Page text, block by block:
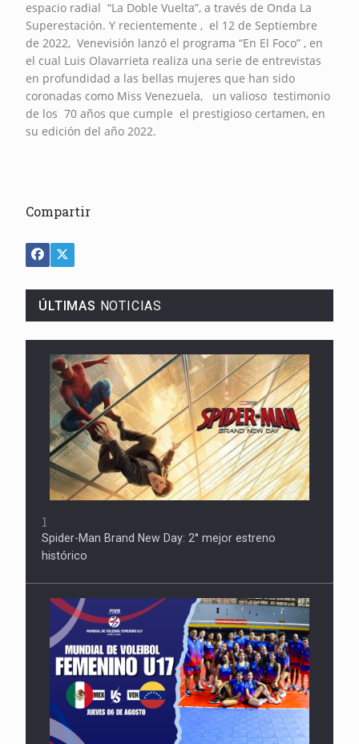
espacio radial “La Doble Vuelta”, a través de Onda La
Superestación. Y recientemente , el 12 de Septiembre
de 2022, Venevisión lanzó el programa “En El Foco” , en
el cual Luis Olavarrieta realiza una serie de entrevistas
en profundidad a las bellas mujeres que han sido
coronadas como Miss Venezuela, un valioso testimonio
de los 70 años que cumple el prestigioso certamen, en
su edición del año 2022.
Compartir
ÚLTIMAS NOTICIAS
1
Spider-Man Brand New Day: 2° mejor estreno
histórico